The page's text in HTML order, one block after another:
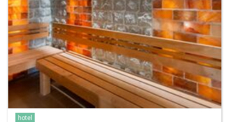
hotel